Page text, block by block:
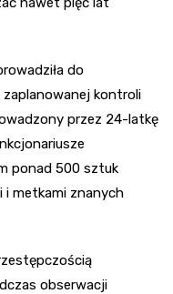
do
zaplanowanej kontroli
przez 24-latkę
ponad 500 sztuk
i metkami znanych
obserwacji